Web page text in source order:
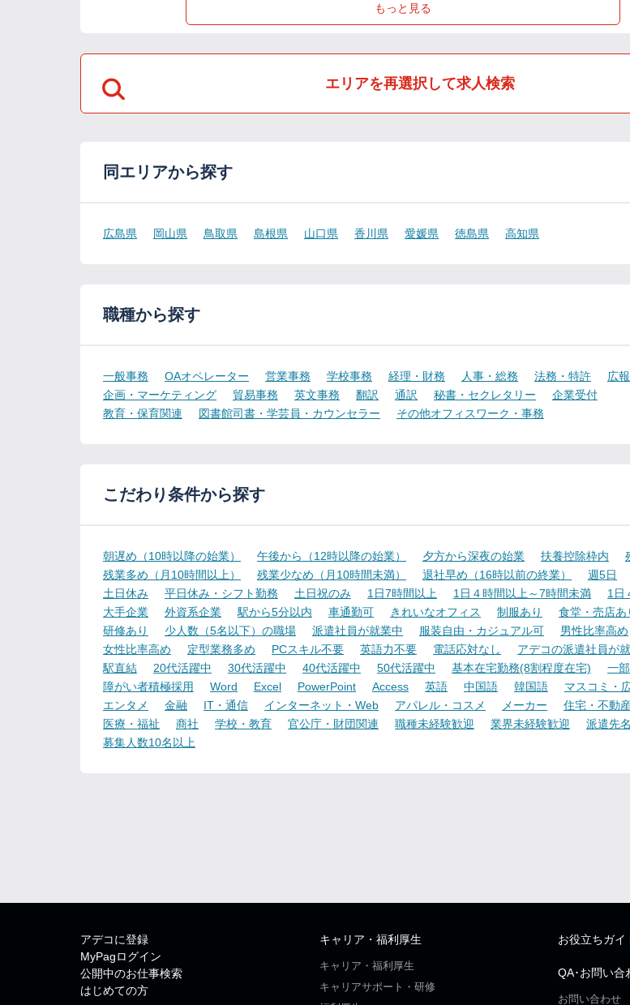
もっと見る
エリアを再選択して求人検索
同エリアから探す
広島県 岡山県 鳥取県 島根県 山口県 香川県 愛媛県 徳島県 高知県
職種から探す
一般事務 OAオペレーター 営業事務 学校事務 経理・財務 人事・総務 法務・特許
広
企画・マーケティング
貿易事務 英文事務 翻訳 通訳 秘書・セクレタリー
企業受付
教育・保育関連
図書館司書・学芸員・カウンセラー その他オフィスワーク・事務
こだわり条件から探す
朝遅め（10時以降の始業） 午後から（12時以降の始業） 夕方から深夜の始業 扶養控除枠内
残業多め（月10時間以上）
残業少なめ（月10時間未満） 退社早め（16時以前の終業） 週5日
土日休み
平日休み・シフト勤務 土日祝のみ 1日7時間以上 1日４時間以上～7時間未満
1日
大手企業
外資系企業 駅から5分以内 車通勤可 きれいなオフィス 制服あり
食堂・売店あ
研修あり
少人数（5名以下）の職場 派遣社員が就業中 服装自由・カジュアル可
男性比率高め
女性比率高め
定型業務多め PCスキル不要 英語力不要 電話応対なし
アデコの派遣社員が
駅直結
20代活躍中 30代活躍中 40代活躍中 50代活躍中 基本在宅勤務(8割程度在宅)
一
障がい者積極採用
Word Excel PowerPoint Access 英語 中国語 韓国語
マスコミ・
エンタメ
金融 IT・通信 インターネット・Web アパレル・コスメ メーカー
住宅・不動
医療・福祉
商社 学校・教育 官公庁・財団関連 職種未経験歓迎 業界未経験歓迎
派遣先
募集人数10名以上
アデコに登録
MyPagログイン
公開中のお仕事検索
はじめての方
キャリア・福利厚生
キャリア・福利厚生
キャリアサポート・研修
お役立ちガイ
QA･お問い合
お問い合わせ